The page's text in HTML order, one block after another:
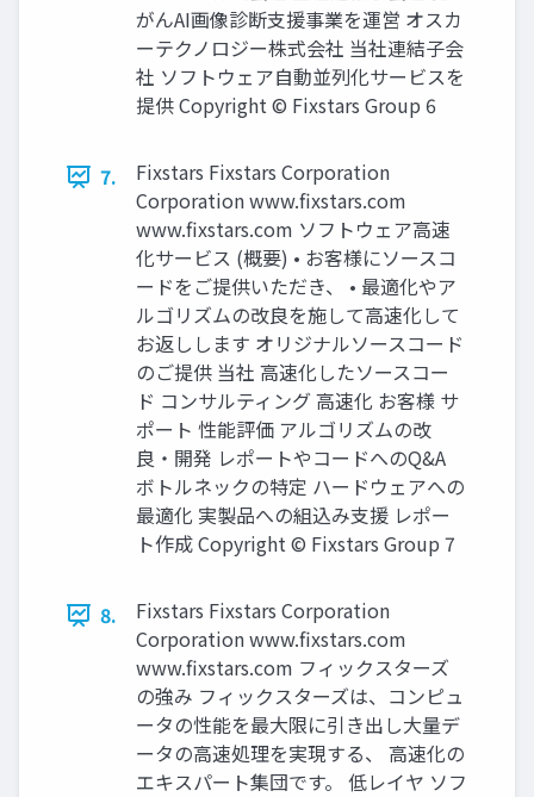
がんAI画像診断支援事業を運営 オスカ
ーテクノロジー株式会社 当社連結子会
社 ソフトウェア自動並列化サービスを
提供 Copyright © Fixstars Group 6
7.
Fixstars Fixstars Corporation
Corporation www.fixstars.com
www.fixstars.com ソフトウェア高速
化サービス (概要) • お客様にソースコ
ードをご提供いただき、 • 最適化やア
ルゴリズムの改良を施して高速化して
お返しします オリジナルソースコード
のご提供 当社 高速化したソースコー
ド コンサルティング 高速化 お客様 サ
ポート 性能評価 アルゴリズムの改
良・開発 レポートやコードへのQ&A
ボトルネックの特定 ハードウェアへの
最適化 実製品への組込み支援 レポー
ト作成 Copyright © Fixstars Group 7
8.
Fixstars Fixstars Corporation
Corporation www.fixstars.com
www.fixstars.com フィックスターズ
の強み フィックスターズは、コンピュ
ータの性能を最大限に引き出し大量デ
ータの高速処理を実現する、 高速化の
エキスパート集団です。 低レイヤ ソフ